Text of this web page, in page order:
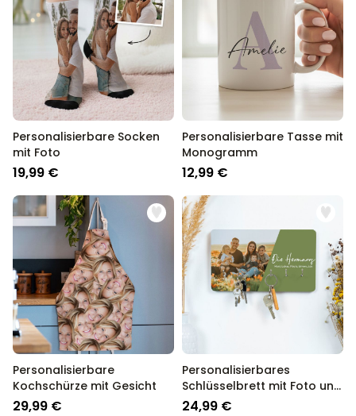
Personalisierbare Socken
mit Foto
19,99 €
Personalisierbare Tasse mit
Monogramm
12,99 €
Personalisierbare
Kochschürze mit Gesicht
29,99 €
Personalisierbares
Schlüsselbrett mit Foto und
Text
24,99 €